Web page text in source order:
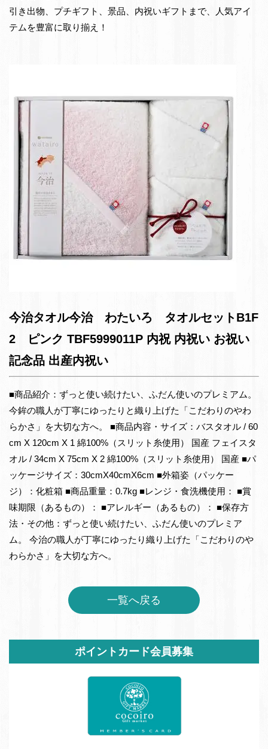
返
引き出物、プチギフト、景品、内祝いギフトまで、人気アイ
テムを豊富に取り揃え！
今治タオル今治 わたいろ タオルセットB1F
2 ピンク TBF5999011P 内祝 内祝い お祝い
記念品 出産内祝い
■商品紹介：ずっと使い続けたい、ふだん使いのプレミアム。
今鉾の職人が丁寧にゆったりと織り上げた「こだわりのやわ
らかさ」を大切な方へ。 ■商品内容・サイズ：バスタオル / 60
cm X 120cm X 1 綿100%（スリット糸使用） 国産 フェイスタ
オル / 34cm X 75cm X 2 綿100%（スリット糸使用） 国産 ■パ
ッケージサイズ：30cmX40cmX6cm ■外箱姿（パッケー
ジ）：化粧箱 ■商品重量：0.7kg ■レンジ・食洗機使用： ■賞
味期限（あるもの）： ■アレルギー（あるもの）： ■保存方
法・その他：ずっと使い続けたい、ふだん使いのプレミア
ム。 今治の職人が丁寧にゆったり織り上げた「こだわりのや
わらかさ」を大切な方へ。
一覧へ戻る
イ
ポイントカード会員募集